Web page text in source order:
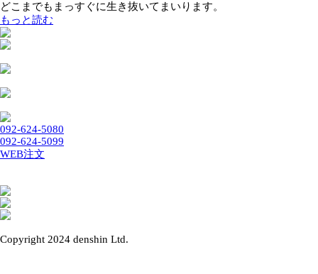
居並び、突き進み『き』の後ろには様々な汗が滴る。
これこそ『しゃかりき』(ロゴ参照)の起源なのです。
まっすぐに しゃかりきは『うそ』や『ごまかし』が大嫌い
どこまでもまっすぐに生き抜いてまいります。
もっと読む
092-624-5080
092-624-5099